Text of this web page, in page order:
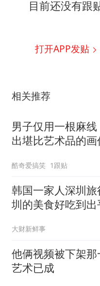
目前还没有跟
打开APP发贴
相关推荐
男子仅用一根麻
出堪比艺术品的画
酷奇爱搞笑 1跟贴
韩国一家人深圳旅
圳的美食好吃到
大财新鲜事
他俩视频被下架那
艺术已成